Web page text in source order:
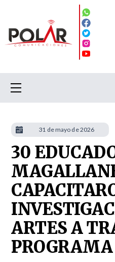
30
ARTES A
31 de mayo de 2026